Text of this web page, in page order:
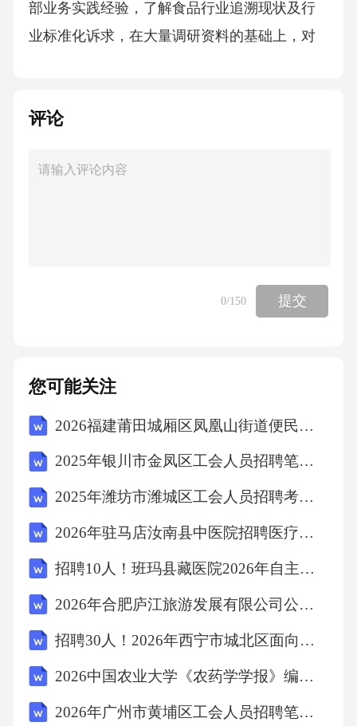
评论
0/150 提交
您可能关注
2026福建莆田城厢区凤凰山街道便民服务中心招聘笔试备考试题及答案详解
2025年银川市金凤区工会人员招聘笔试试题及答案详解
2025年潍坊市潍城区工会人员招聘考试试题及答案详解
2026年驻马店汝南县中医院招聘医疗专业技术人员笔试备考题库及答案详解
招聘10人！班玛县藏医院2026年自主招聘编外人员笔试备考试题及答案详解
2026年合肥庐江旅游发展有限公司公开选聘职业经理人笔试参考题库及答案详解
招聘30人！2026年西宁市城北区面向社会公开招聘编外聘用人员考试参考题库及答案详解
2026中国农业大学《农药学学报》编辑部招聘笔试模拟试题及答案详解
2026年广州市黄埔区工会人员招聘笔试参考题库及答案详解